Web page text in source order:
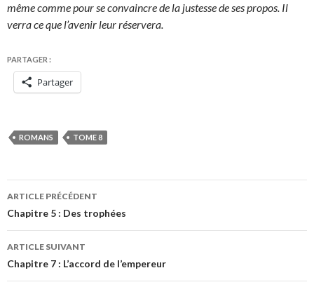
même comme pour se convaincre de la justesse de ses propos. Il
verra ce que l’avenir leur réservera.
PARTAGER :
Partager
ROMANS TOME 8
Navigation
des
articles
ARTICLE PRÉCÉDENT
Chapitre 5 : Des trophées
ARTICLE SUIVANT
Chapitre 7 : L’accord de l’empereur